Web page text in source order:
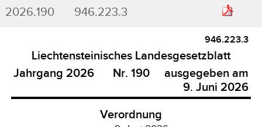
2026.190
946.223.3